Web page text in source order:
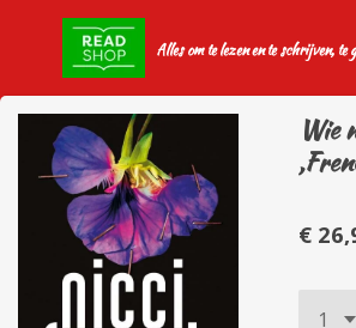
de
hoofdinhoud
Alles om te lezen en te schrijven, te
Wie
€